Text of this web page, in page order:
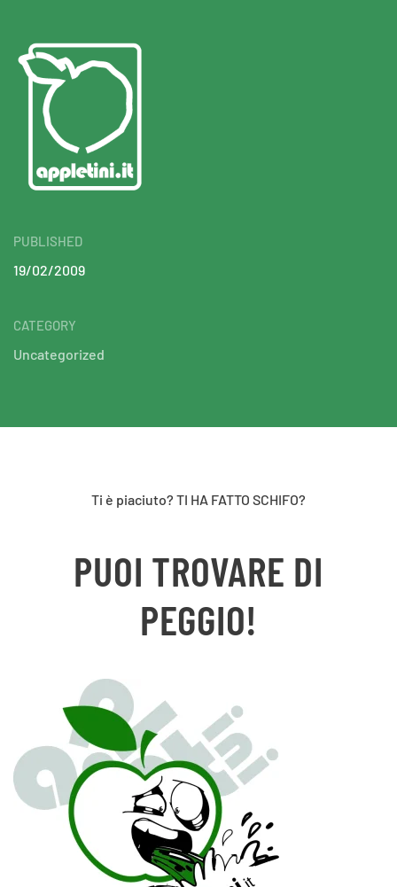
PUBLISHED
19/02/2009
CATEGORY
Uncategorized
Ti è piaciuto? TI HA FATTO SCHIFO?
PUOI TROVARE DI
PEGGIO!